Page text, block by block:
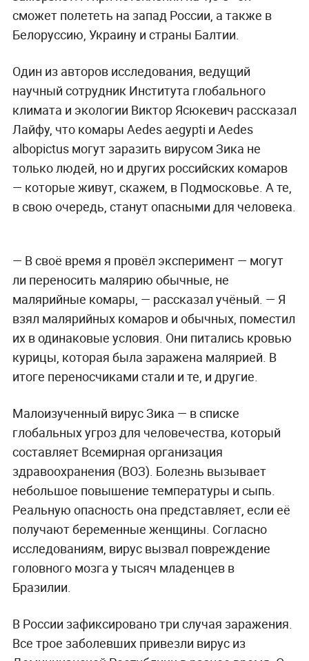
сможет полететь на запад России, а также в
Белоруссию, Украину и страны Балтии.
Один из авторов исследования, ведущий
научный сотрудник Института глобального
климата и экологии Виктор Ясюкевич рассказал
Лайфу, что комары Aedes aegypti и Aedes
albopictus могут заразить вирусом Зика не
только людей, но и других российских комаров
— которые живут, скажем, в Подмосковье. А те,
в свою очередь, станут опасными для человека.
— В своё время я провёл эксперимент — могут
ли переносить малярию обычные, не
малярийные комары, — рассказал учёный. — Я
взял малярийных комаров и обычных, поместил
их в одинаковые условия. Они питались кровью
курицы, которая была заражена малярией. В
итоге переносчиками стали и те, и другие.
Малоизученный вирус Зика — в списке
глобальных угроз для человечества, который
составляет Всемирная организация
здравоохранения (ВОЗ). Болезнь вызывает
небольшое повышение температуры и сыпь.
Реальную опасность она представляет, если её
получают беременные женщины. Согласно
исследованиям, вирус вызвал повреждение
головного мозга у тысяч младенцев в
Бразилии.
В России зафиксировано три случая заражения.
Все трое заболевших привезли вирус из